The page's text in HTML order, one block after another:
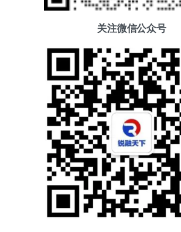
关注微信公众号